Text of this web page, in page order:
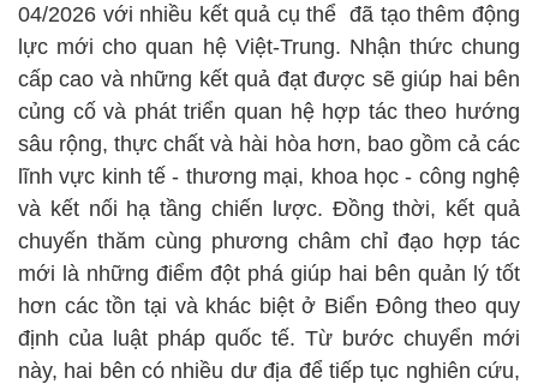
04/2026 với nhiều kết quả cụ thể đã tạo thêm động
lực mới cho quan hệ Việt-Trung. Nhận thức chung
cấp cao và những kết quả đạt được sẽ giúp hai bên
củng cố và phát triển quan hệ hợp tác theo hướng
sâu rộng, thực chất và hài hòa hơn, bao gồm cả các
lĩnh vực kinh tế - thương mại, khoa học - công nghệ
và kết nối hạ tầng chiến lược. Đồng thời, kết quả
chuyến thăm cùng phương châm chỉ đạo hợp tác
mới là những điểm đột phá giúp hai bên quản lý tốt
hơn các tồn tại và khác biệt ở Biển Đông theo quy
định của luật pháp quốc tế. Từ bước chuyển mới
này, hai bên có nhiều dư địa để tiếp tục nghiên cứu,